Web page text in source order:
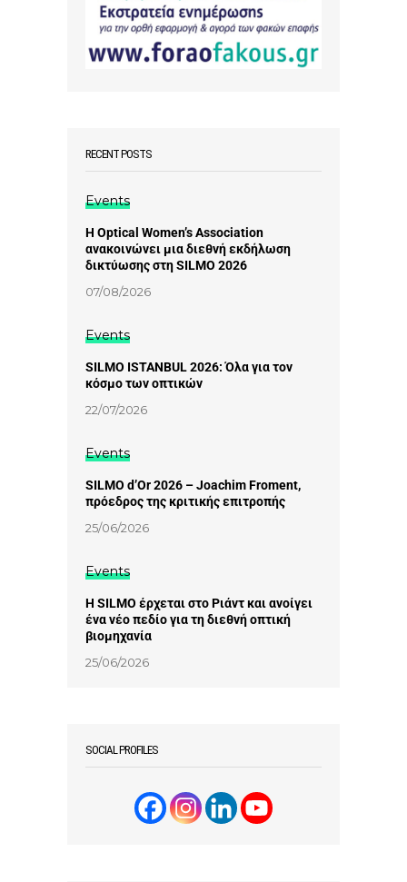
RECENT POSTS
Events
Η Optical Women’s Association
ανακοινώνει μια διεθνή εκδήλωση
δικτύωσης στη SILMO 2026
07/08/2026
Events
SILMO ISTANBUL 2026: Όλα για τον
κόσμο των οπτικών
22/07/2026
Events
SILMO d’Or 2026 – Joachim Froment,
πρόεδρος της κριτικής επιτροπής
25/06/2026
Events
Η SILMO έρχεται στο Ριάντ και ανοίγει
ένα νέο πεδίο για τη διεθνή οπτική
βιομηχανία
25/06/2026
SOCIAL PROFILES